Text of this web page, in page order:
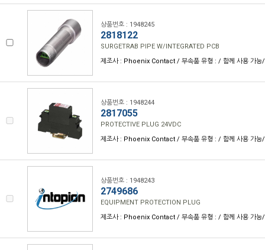
상품번호 : 1948245
2818122
SURGETRAB PIPE W/INTEGRATED PCB
제조사 : Phoenix Contact / 부속품 유형 : / 함께 사용 가능/
상품번호 : 1948244
2817055
PROTECTIVE PLUG 24VDC
제조사 : Phoenix Contact / 부속품 유형 : / 함께 사용 가능/
상품번호 : 1948243
2749686
EQUIPMENT PROTECTION PLUG
제조사 : Phoenix Contact / 부속품 유형 : / 함께 사용 가능/